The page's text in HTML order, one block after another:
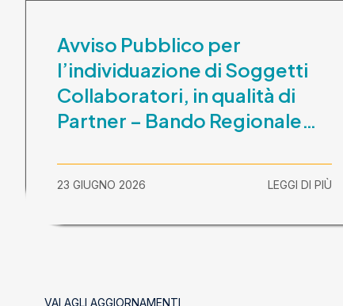
Avviso Pubblico per
l’individuazione di Soggetti
Collaboratori, in qualità di
Partner – Bando Regionale
2026” – CUP
E81B26000210003
23 GIUGNO 2026 LEGGI DI PIÙ
VAI AGLI AGGIORNAMENTI